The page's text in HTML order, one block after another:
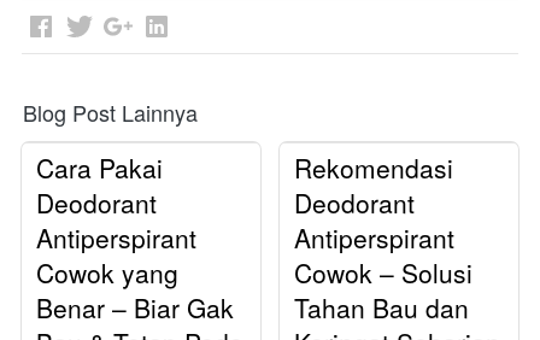
Blog Post Lainnya
Cara Pakai
Deodorant
Antiperspirant
Cowok yang
Benar – Biar Gak
Rekomendasi
Deodorant
Antiperspirant
Cowok – Solusi
Tahan Bau dan